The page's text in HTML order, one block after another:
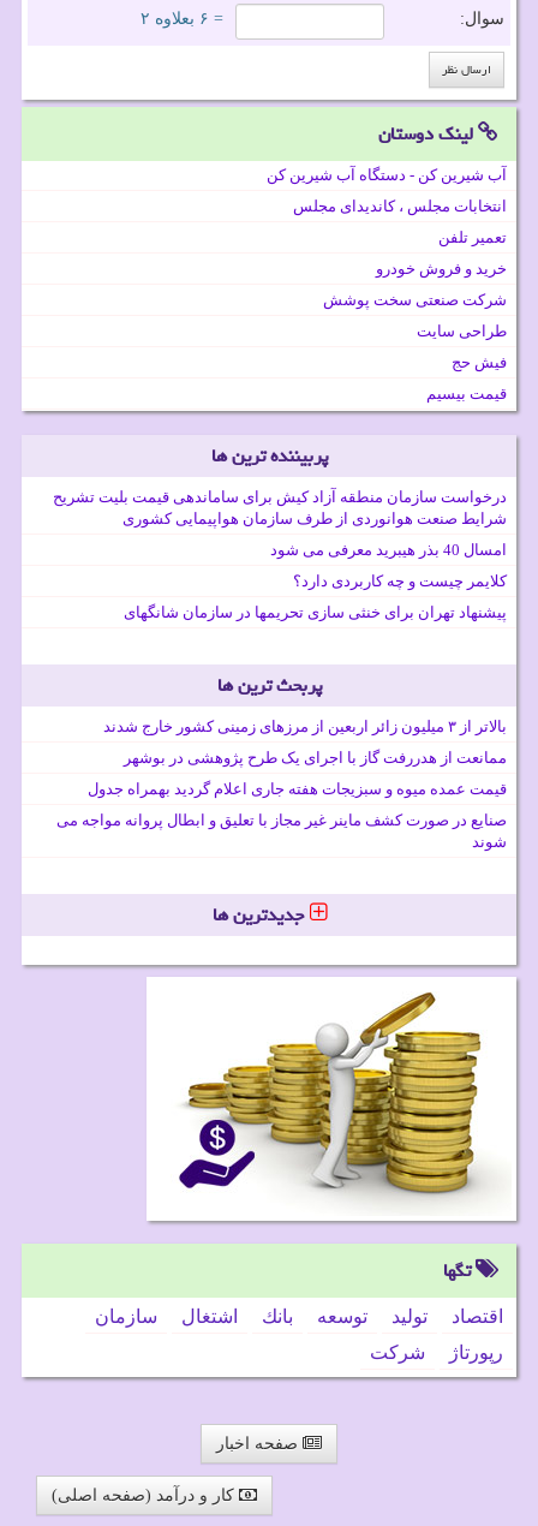
سوال: = ۶ بعلاوه ۲
لینک دوستان
آب شیرین کن - دستگاه آب شیرین کن
انتخابات مجلس ، کاندیدای مجلس
تعمیر تلفن
خرید و فروش خودرو
شرکت صنعتی سخت پوشش
طراحی سایت
فیش حج
قیمت بیسیم
پربیننده ترین ها
درخواست سازمان منطقه آزاد کیش برای ساماندهی قیمت بلیت تشریح
شرایط صنعت هوانوردی از طرف سازمان هواپیمایی کشوری
امسال 40 بذر هیبرید معرفی می شود
کلایمر چیست و چه کاربردی دارد؟
پیشنهاد تهران برای خنثی سازی تحریمها در سازمان شانگهای
پربحث ترین ها
بالاتر از ۳ میلیون زائر اربعین از مرزهای زمینی کشور خارج شدند
ممانعت از هدررفت گاز با اجرای یک طرح پژوهشی در بوشهر
قیمت عمده میوه و سبزیجات هفته جاری اعلام گردید بهمراه جدول
صنایع در صورت کشف ماینر غیر مجاز با تعلیق و ابطال پروانه مواجه می
شوند
جدیدترین ها
تگها
اقتصاد تولید توسعه بانك اشتغال
سازمان
رپورتاژ
شركت
صفحه اخبار
کار و درآمد (صفحه اصلی)